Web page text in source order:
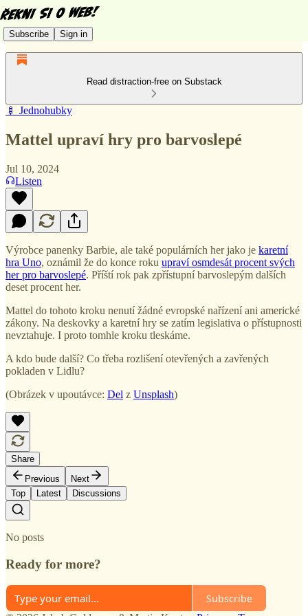
Subscribe Sign in
Read distraction-free on Substack
🍢 Jednohubky
Mattel upraví hry pro barvoslepé
Jul 10, 2024
Listen
Výrobce panenky Barbie, ale také populárních her jako je karetní
hra Uno, oznámil že do konce roku upraví osmdesát procent svých
her pro barvoslepé. Příští rok pak zpřístupní barvoslepým dalších
deset procent her.
Mattel do tohoto kroku nenutí žádné evropské nařízení ani americké
zákony. Na deskovky a karetní hry se zatím legislativa o přístupnosti
nevztahuje. I proto tomhle kroku tleskáme.
A kdo bude další? Co třeba rozlišení otevřených a zavřených
pokladen v Lidlu?
(Obrázek v upoutávce: Del z Unsplash)
Share
Previous
Next
Top
Latest Discussions
No posts
Ready for more?
Subscribe